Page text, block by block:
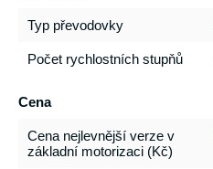
Typ převodovky
Počet rychlostních stupňů
Cena
Cena nejlevnější verze v
základní motorizaci (Kč)